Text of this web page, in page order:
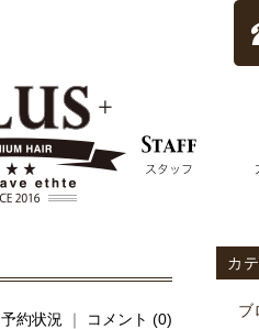
予約状況 ｜ コメント (0)
カ
ブ